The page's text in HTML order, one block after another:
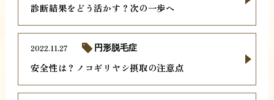
診断結果をどう活かす？次の一歩へ
安全性は？ノコギリヤシ摂取の注意点
2022.11.27 円形脱毛症